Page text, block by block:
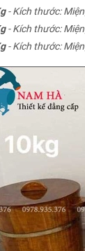
- Kích thước:
- Kích thước:
- Kích thước: